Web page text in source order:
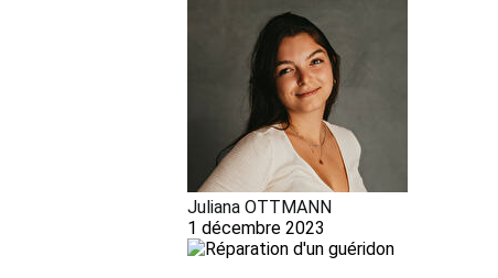
Juliana OTTMANN
1 décembre 2023